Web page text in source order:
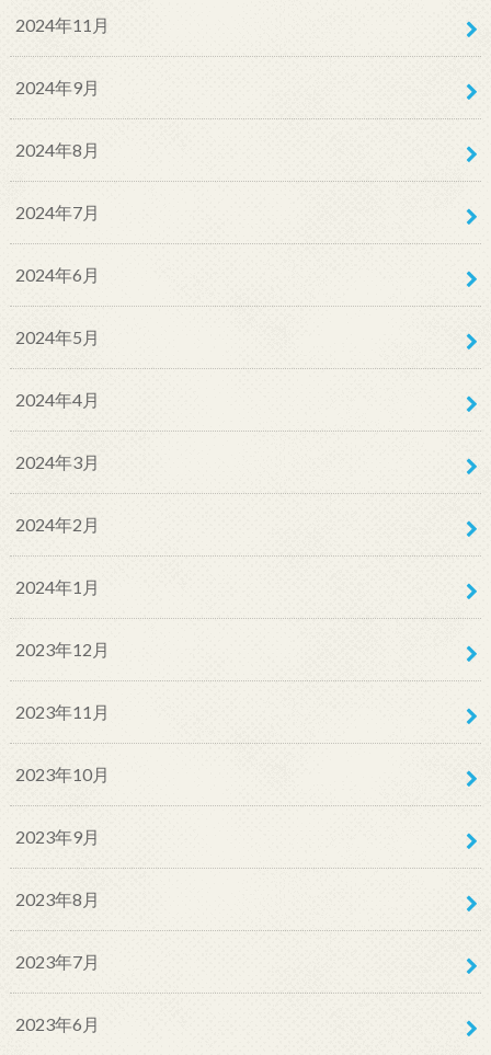
2024年11月
2024年9月
2024年8月
2024年7月
2024年6月
2024年5月
2024年4月
2024年3月
2024年2月
2024年1月
2023年12月
2023年11月
2023年10月
2023年9月
2023年8月
2023年7月
2023年6月